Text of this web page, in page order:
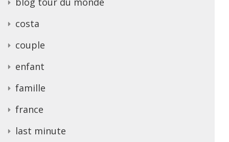
costa
couple
enfant
famille
france
last minute